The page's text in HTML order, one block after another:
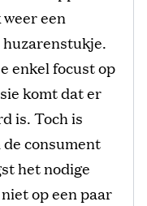
een
huzarenstukje.
enkel focust op
komt dat er
is. Toch is
consument
het nodige
op een paar